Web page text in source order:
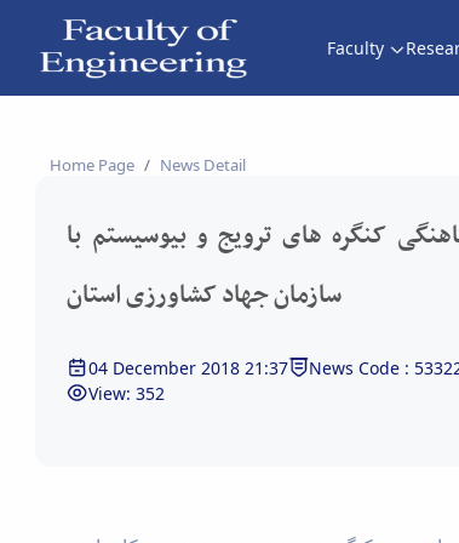
Faculty
با سازمان جهاد کشاورزی استان -
Home Page News Detail
کنگره های ترویج و بیوسیستم با
سازمان جهاد کشاورزی استان
04 December 2018 21:37
News Code :
View: 352